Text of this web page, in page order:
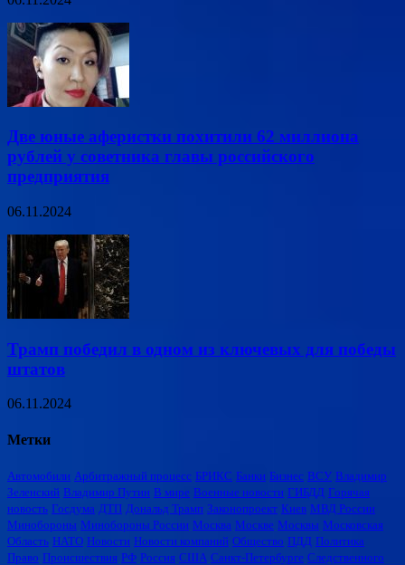
Две юные аферистки похитили 62 миллиона
рублей у советника главы российского
предприятия
06.11.2024
Трамп победил в одном из ключевых для победы
штатов
06.11.2024
Метки
Автомобили Арбитражный процесс БРИКС Банки Бизнес ВСУ Владимир
Зеленский Владимир Путин В мире Военные новости ГИБДД Горячая
новость Госдума ДТП Дональд Трамп Законопроект Киев МВД России
Минобороны Минобороны России Москва Москве Москвы Московская
Область НАТО Новости Новости компаний Общество ПДД Политика
Право Происшествия РФ Россия США Санкт-Петербурге Следственного